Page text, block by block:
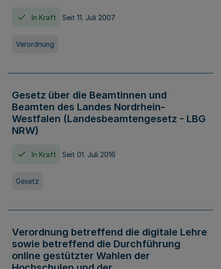
In Kraft Seit 11. Juli 2007
Verordnung
Gesetz über die Beamtinnen und
Beamten des Landes Nordrhein-
Westfalen (Landesbeamtengesetz - LBG
NRW)
In Kraft Seit 01. Juli 2016
Gesetz
Verordnung betreffend die digitale Lehre
sowie betreffend die Durchführung
online gestützter Wahlen der